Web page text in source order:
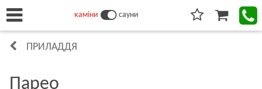
каміни сауни
ПРИЛАДДЯ
Парео